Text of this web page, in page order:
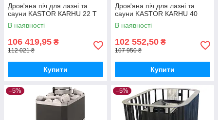
Дров'яна піч для лазні та
сауни KASTOR КARHU 22 T
В наявності
106 419,95 ₴
112 021 ₴
Купити
Дров'яна піч для лазні та
сауни KASTOR КARHU 40
В наявності
102 552,50 ₴
107 950 ₴
Купити
–5% –5%